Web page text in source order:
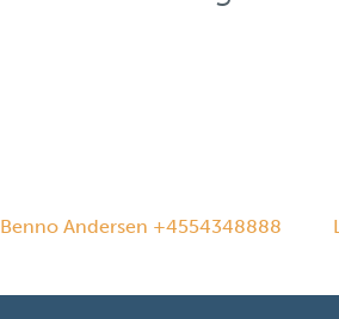
Benno Andersen +4554348888